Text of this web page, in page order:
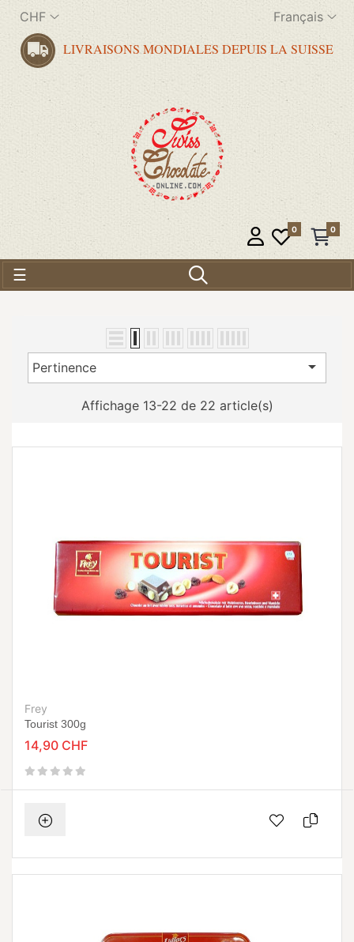
CHF Français
LIVRAISONS MONDIALES DEPUIS LA SUISSE
0 0
Basculer la navigation
☰
Pertinence 
Affichage 13-22 de 22 article(s)
Frey
Tourist 300g
14,90 CHF